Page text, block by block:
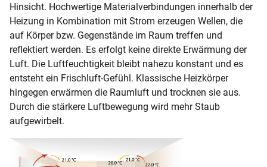
Hinsicht. Hochwertige Materialverbindungen innerhalb der
Heizung in Kombination mit Strom erzeugen Wellen, die
auf Körper bzw. Gegenstände im Raum treffen und
reflektiert werden. Es erfolgt keine direkte Erwärmung der
Luft. Die Luftfeuchtigkeit bleibt nahezu konstant und es
entsteht ein Frischluft-Gefühl. Klassische Heizkörper
hingegen erwärmen die Raumluft und trocknen sie aus.
Durch die stärkere Luftbewegung wird mehr Staub
aufgewirbelt.